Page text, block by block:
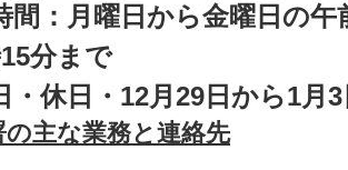
間：月曜日から金曜日の午
分まで
・休日・12月29日から1月
の主な業務と連絡先